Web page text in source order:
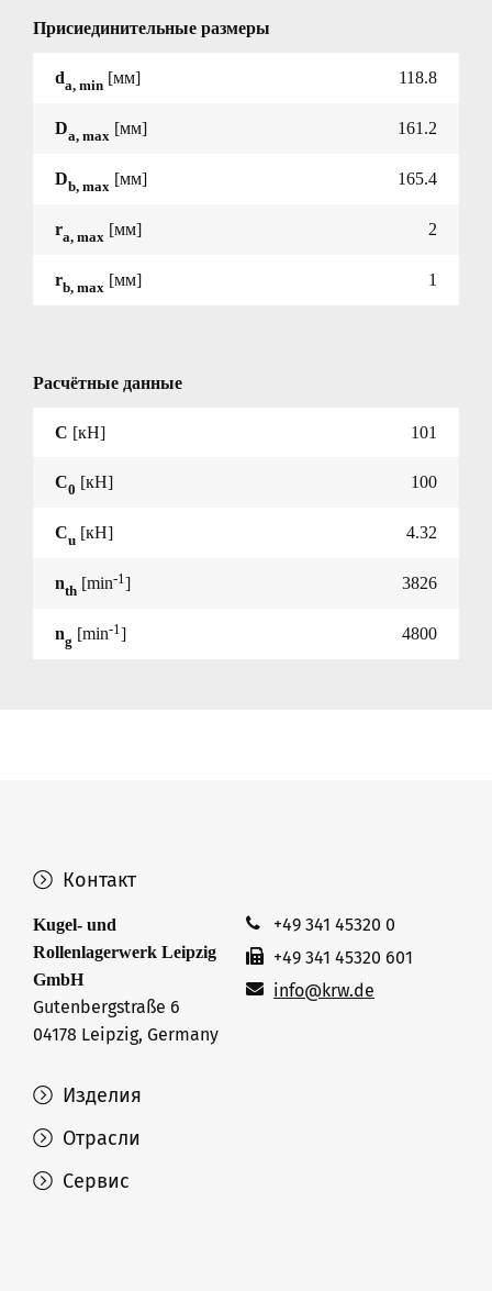
Присиединительные размеры
da, min [мм] 118.8
Da, max [мм] 161.2
Db, max [мм] 165.4
ra, max [мм] 2
rb, max [мм] 1
Расчётные данные
C [кН] 101
C0 [кН] 100
Cu [кН] 4.32
nth [min-1] 3826
ng [min-1] 4800
Изделия
Отрасли
Сервис
Контакт
Kugel- und
Rollenlagerwerk Leipzig
GmbH
Gutenbergstraße 6
04178 Leipzig, Germany
+49 341 45320 0
+49 341 45320 601
info@krw.de